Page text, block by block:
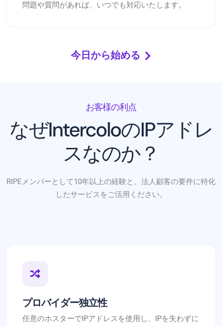
問題や質問があれば、いつでも対応いたします。
今日から始める
お客様の利点
なぜIntercoloのIPアドレ
スなのか？
RIPEメンバーとして10年以上の経験と、法人顧客の要件に特化
したサービスをご活用ください。
プロバイダー独立性
任意のホスターでIPアドレスを使用し、IPを失わずに